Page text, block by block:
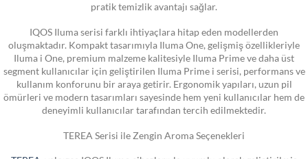
pratik temizlik avantajı sağlar.
IQOS Iluma serisi farklı ihtiyaçlara hitap eden modellerden
oluşmaktadır. Kompakt tasarımıyla Iluma One, gelişmiş özellikleriyle
Iluma i One, premium malzeme kalitesiyle Iluma Prime ve daha üst
segment kullanıcılar için geliştirilen Iluma Prime i serisi, performans ve
kullanım konforunu bir araya getirir. Ergonomik yapıları, uzun pil
ömürleri ve modern tasarımları sayesinde hem yeni kullanıcılar hem de
deneyimli kullanıcılar tarafından tercih edilmektedir.
TEREA Serisi ile Zengin Aroma Seçenekleri